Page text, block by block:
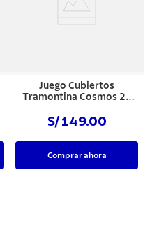
Juego Cubiertos
Tramontina Cosmos 24
S/ 149.00
Comprar ahora